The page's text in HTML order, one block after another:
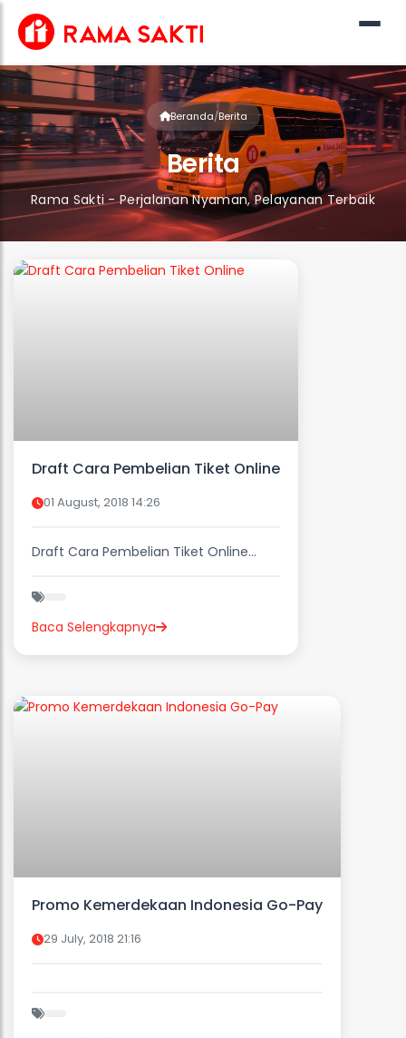
Beranda/Berita
Berita
Rama Sakti - Perjalanan Nyaman, Pelayanan Terbaik
Draft Cara Pembelian Tiket Online
01 August, 2018 14:26
Draft Cara Pembelian Tiket Online...
Baca Selengkapnya
Promo Kemerdekaan Indonesia Go-Pay
29 July, 2018 21:16